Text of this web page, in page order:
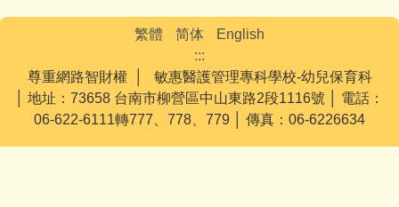
繁體 简体
English
:::
尊重網路智財權 │ 敏惠醫護管理專科學校-幼兒保育科
│ 地址：73658 台南市柳營區中山東路2段1116號 │ 電話：
06-622-6111轉777、778、779 │ 傳真：06-6226634